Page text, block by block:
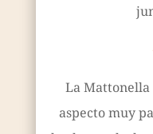
La Mattonella
aspecto muy